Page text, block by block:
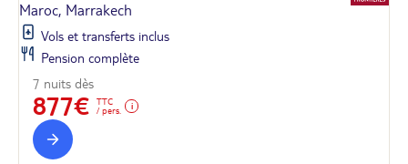
Maroc, Marrakech
Vols et transferts inclus
Pension complète
7 nuits dès
877€
TTC
/ pers.